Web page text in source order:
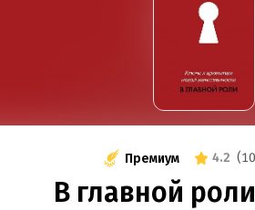
Премиум 4.2 (
В главной